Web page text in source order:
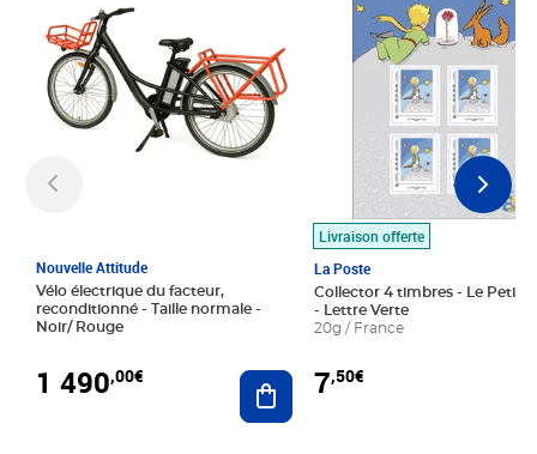
Nouvelle Attitude
Vélo électrique du facteur,
reconditionné - Taille normale -
Noir/ Rouge
1 490,00€ Ajouter au panier
Livraison offerte
La Poste
Collector 4 timbres - Le Petit
- Lettre Verte
20g / France
7,50€